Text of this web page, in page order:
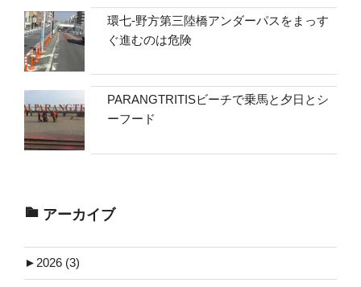
環七-野方第三陸橋アンダーパスをまっす
ぐ進むのは危険
PARANGTRITISビーチで乗馬と夕日とシ
ーフード
アーカイブ
► 2026 (3)